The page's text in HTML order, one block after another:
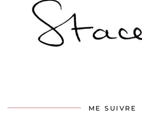
ME SUIVRE